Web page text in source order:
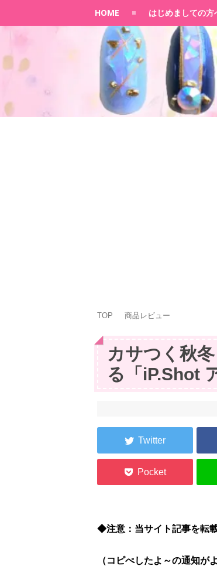
HOME はじめましての方
TOP 商品レビュー
カサつく秋
る「iP.Shot
◆注意：当サイト記事を転
（コピぺしたよ～の通知が